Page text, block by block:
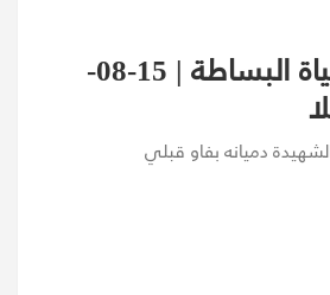
09-العذراء و حياة البساطة | 15-08-
دميانه بفاو قبلي